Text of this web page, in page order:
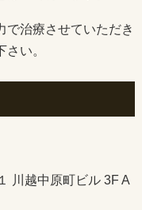
で治療させていただき
い。
川越中原町ビル 3F A